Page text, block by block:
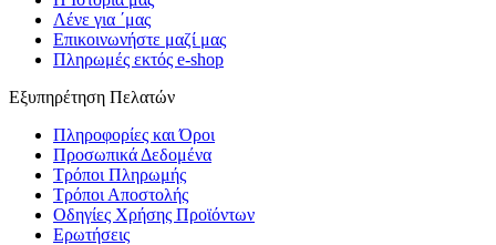
Λένε για ΄μας
Επικοινωνήστε μαζί μας
Πληρωμές εκτός e-shop
Εξυπηρέτηση Πελατών
Πληροφορίες και Όροι
Προσωπικά Δεδομένα
Τρόποι Πληρωμής
Τρόποι Αποστολής
Οδηγίες Χρήσης Προϊόντων
Ερωτήσεις